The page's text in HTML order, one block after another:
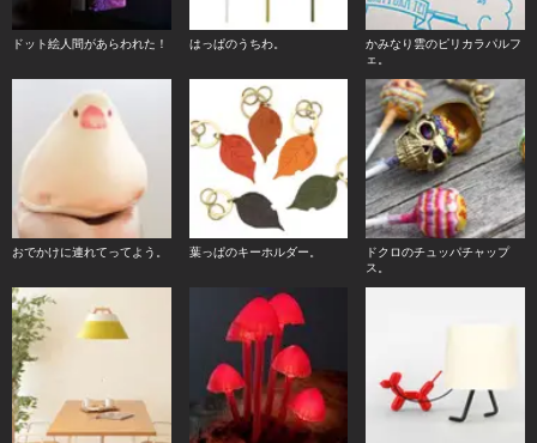
ドット絵人間があらわれた！ はっぱのうちわ。
かみなり雲のピリカラパルフ
ェ。
おでかけに連れてってよう。 葉っぱのキーホルダー。
ドクロのチュッパチャップ
ス。